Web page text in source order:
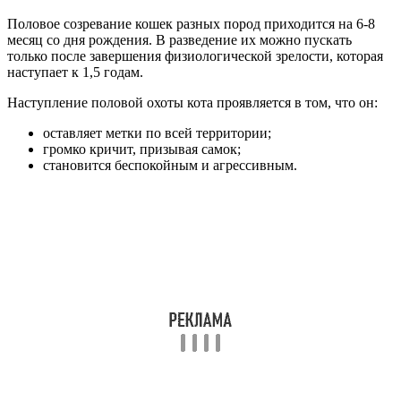
Половое созревание кошек разных пород приходится на 6-8
месяц со дня рождения. В разведение их можно пускать
только после завершения физиологической зрелости, которая
наступает к 1,5 годам.
Наступление половой охоты кота проявляется в том, что он:
оставляет метки по всей территории;
громко кричит, призывая самок;
становится беспокойным и агрессивным.